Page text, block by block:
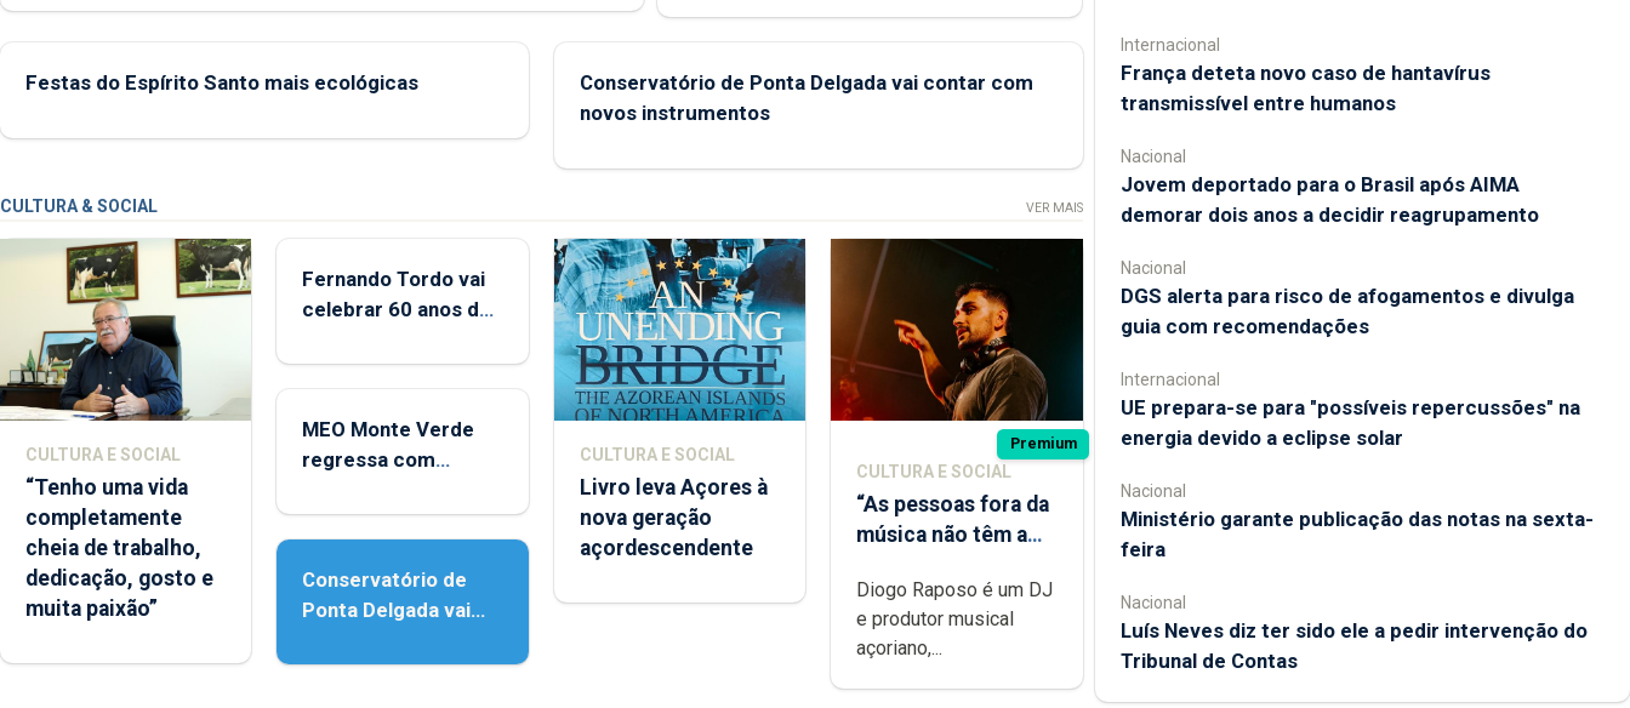
Festas do Espírito Santo mais ecológicas
Conservatório de Ponta Delgada vai contar com
novos instrumentos
CULTURA & SOCIAL VER MAIS
CULTURA E SOCIAL
“Tenho uma vida
completamente
cheia de trabalho,
dedicação, gosto e
muita paixão”
Fernando Tordo vai
celebrar 60 anos de
Micaelense
MEO Monte Verde
regressa com
acessibilidade
Conservatório de
Ponta Delgada vai
instrumentos
CULTURA E SOCIAL
Livro leva Açores à
nova geração
açordescendente
Premium
CULTURA E SOCIAL
“As pessoas fora da
música não têm a
difícil é produzir
uma música”
Diogo Raposo é um DJ
e produtor musical
açoriano,...
Internacional
França deteta novo caso de hantavírus
transmissível entre humanos
Nacional
Jovem deportado para o Brasil após AIMA
demorar dois anos a decidir reagrupamento
Nacional
DGS alerta para risco de afogamentos e divulga
guia com recomendações
Internacional
UE prepara-se para "possíveis repercussões" na
energia devido a eclipse solar
Nacional
Ministério garante publicação das notas na sexta-
feira
Nacional
Luís Neves diz ter sido ele a pedir intervenção do
Tribunal de Contas